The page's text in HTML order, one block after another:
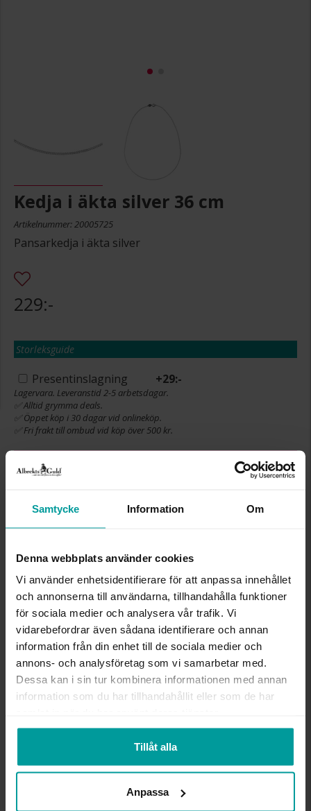
Samtycke Information Om
Denna webbplats använder cookies
Vi använder enhetsidentifierare för att anpassa innehållet
och annonserna till användarna, tillhandahålla funktioner
för sociala medier och analysera vår trafik. Vi
vidarebefordrar även sådana identifierare och annan
information från din enhet till de sociala medier och
annons- och analysföretag som vi samarbetar med.
Dessa kan i sin tur kombinera informationen med annan
information som du har tillhandahållit eller som de har
Tillåt alla
Anpassa
Kedja i äkta silver 36 cm
Artikelnummer: 20005725
Pansarkedja i äkta silver
229:-
Storleksguide
Presentinslagning +29:-
Lagervara. Leveranstid 2-5 arbetsdagar.
✅ Alltid grymma deals.
✅ Öppet köp i 30 dagar vid onlineköp.
✅ Fri frakt till ombud vid köp över 500 kr.
LÄGG I VARUKORGEN
INFO
BREDD CA (MM)
1,50
HÖJD CA (MM)
0,90
LÄNGD CA (CM)
VARUMÄRKE
Albrekts Guld
KEDJEMODELL
Curb chain
Liknande produkter